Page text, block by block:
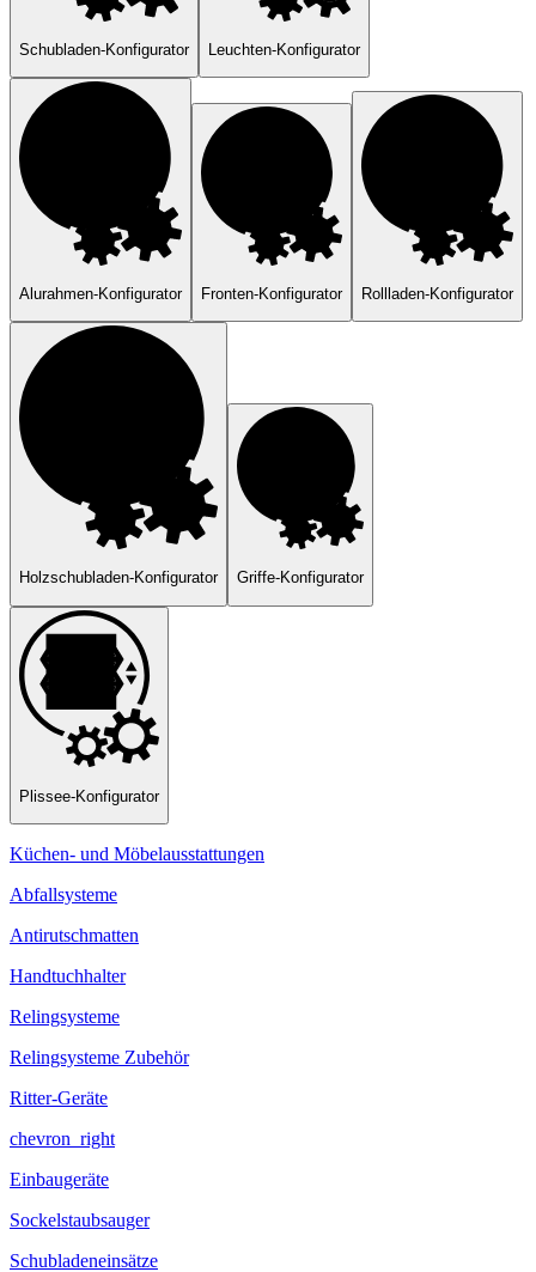
Schubladen-Konfigurator Leuchten-Konfigurator
Alurahmen-Konfigurator Fronten-Konfigurator Rollladen-Konfigurator
Holzschubladen-Konfigurator Griffe-Konfigurator
Plissee-Konfigurator
Küchen- und Möbelausstattungen
Abfallsysteme
Antirutschmatten
Handtuchhalter
Relingsysteme
Relingsysteme Zubehör
Ritter-Geräte
chevron_right
Einbaugeräte
Sockelstaubsauger
Schubladeneinsätze